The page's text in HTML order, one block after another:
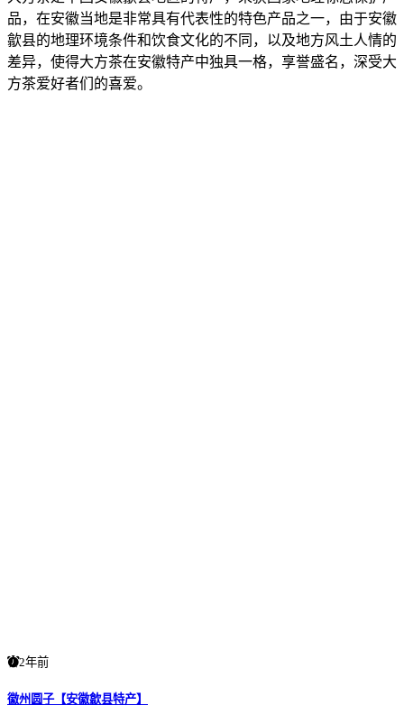
品，在安徽当地是非常具有代表性的特色产品之一，由于安徽
歙县的地理环境条件和饮食文化的不同，以及地方风土人情的
差异，使得大方茶在安徽特产中独具一格，享誉盛名，深受大
方茶爱好者们的喜爱。
2年前
徽州圆子【安徽歙县特产】